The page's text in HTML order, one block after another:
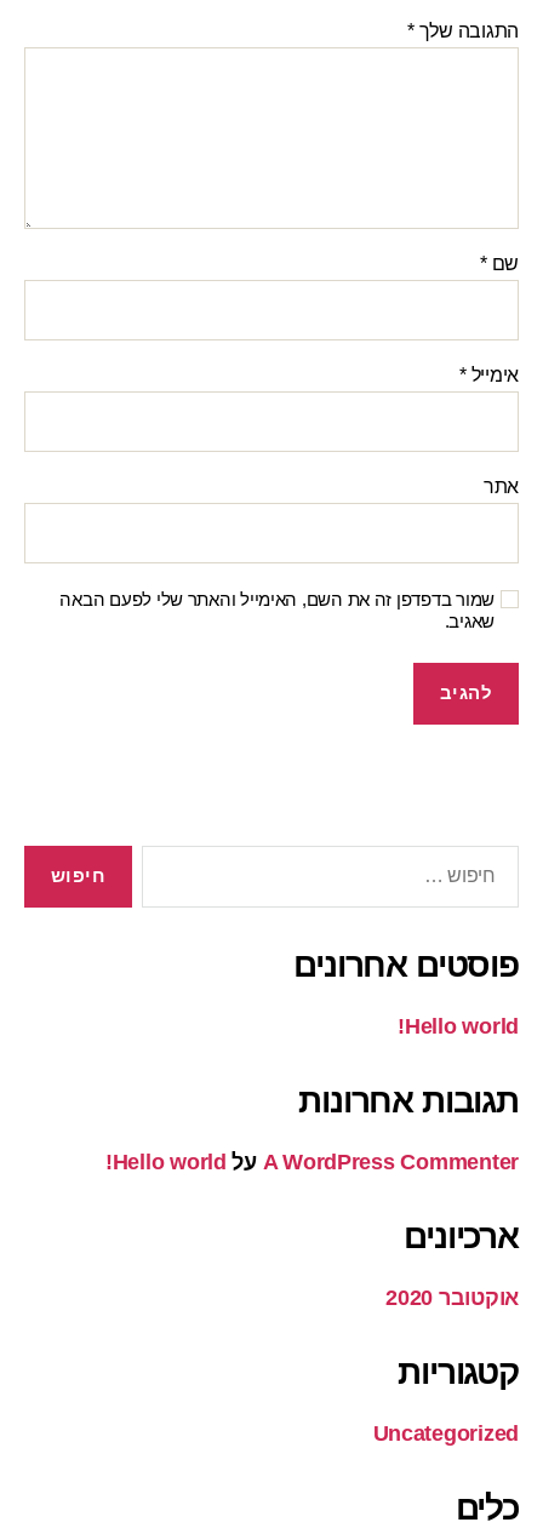
התגובה שלך*
שם*
אימייל*
אתר
שמור בדפדפן זה את השם, האימייל והאתר שלי לפעם הבאה
שאגיב.
פוסטים אחרונים
Hello world!
תגובות אחרונות
A WordPress Commenter על Hello world!
ארכיונים
אוקטובר 2020
קטגוריות
Uncategorized
כלים